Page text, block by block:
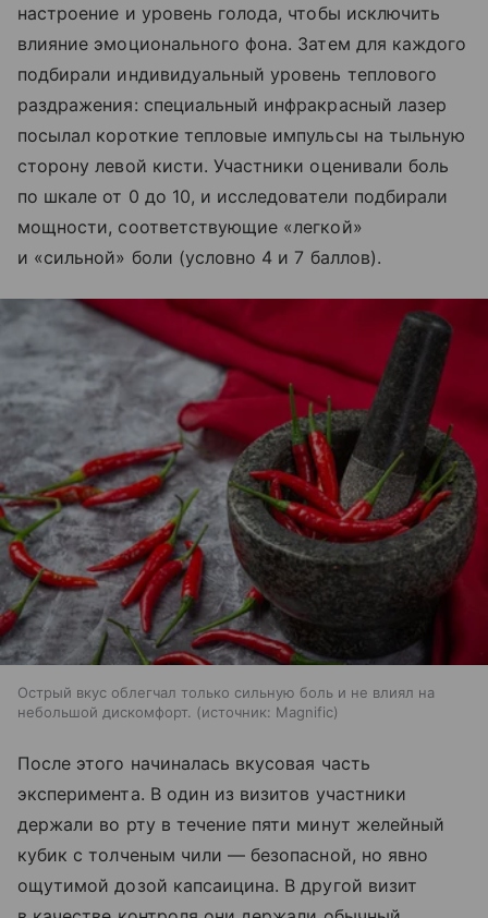
настроение и уровень голода, чтобы исключить
влияние эмоционального фона. Затем для каждого
подбирали индивидуальный уровень теплового
раздражения: специальный инфракрасный лазер
посылал короткие тепловые импульсы на тыльную
сторону левой кисти. Участники оценивали боль
по шкале от 0 до 10, и исследователи подбирали
мощности, соответствующие «легкой»
и «сильной» боли (условно 4 и 7 баллов).
Острый вкус облегчал только сильную боль и не влиял на
небольшой дискомфорт.
источник: Magnific
После этого начиналась вкусовая часть
эксперимента. В один из визитов участники
держали во рту в течение пяти минут желейный
кубик с толченым чили — безопасной, но явно
ощутимой дозой капсаицина. В другой визит